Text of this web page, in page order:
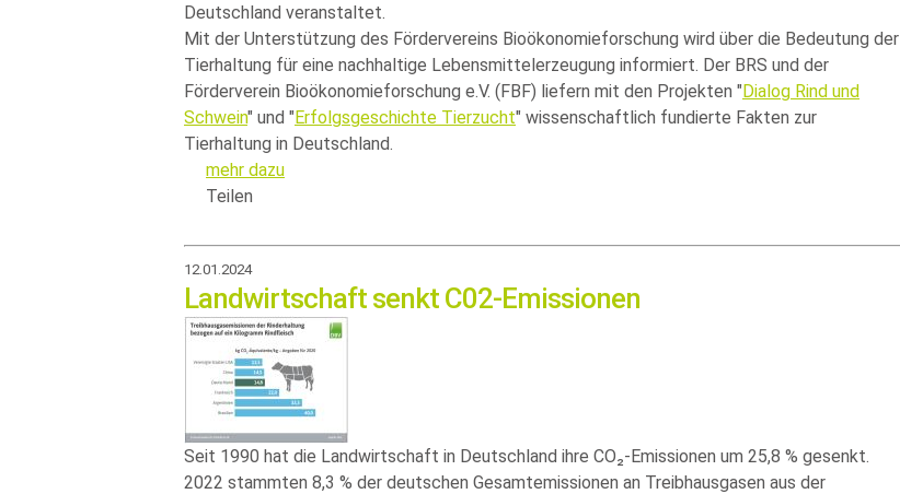
Deutschland veranstaltet.
Mit der Unterstützung des Fördervereins Bioökonomieforschung wird über die Bedeutung der
Tierhaltung für eine nachhaltige Lebensmittelerzeugung informiert. Der BRS und der
Förderverein Bioökonomieforschung e.V. (FBF) liefern mit den Projekten Dialog Rind und
Schwein und Erfolgsgeschichte Tierzucht wissenschaftlich fundierte Fakten zur
Tierhaltung in Deutschland.
mehr dazu
Teilen
12.01.2024
Landwirtschaft senkt C02-Emissionen
Seit 1990 hat die Landwirtschaft in Deutschland ihre CO₂-Emissionen um 25,8 % gesenkt.
2022 stammten 8,3 % der deutschen Gesamtemissionen an Treibhausgasen aus der